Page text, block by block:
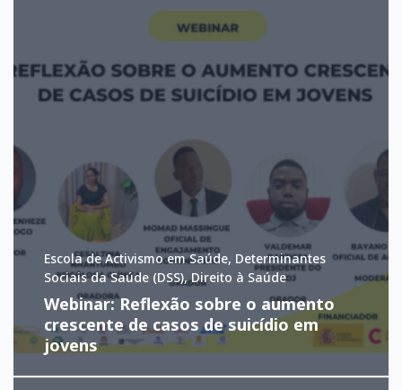
Escola de Activismo em Saúde, Determinantes
Sociais da Saúde (DSS), Direito à Saúde
Webinar: Reflexão sobre o aumento
crescente de casos de suicídio em
jovens